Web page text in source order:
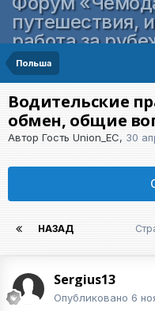
путешествия,
работа за
Польша
Водительские
обмен, общие
Автор Гость Union_EC, 30
НАЗАД
Sergius13
Опубликовано 6